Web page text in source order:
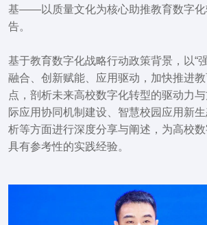
基——以质量文化为核心助推教育数字化
告。
基于教育数字化战略行动政策背景，以“
融合、创新赋能、应用驱动，加快推进
点，剖析未来高校数字化转型的驱动力
际应用协同机制建设、 智慧校园应用新
析等方面进行深度分享与阐述， 为高校
具有参考性的实践经验。